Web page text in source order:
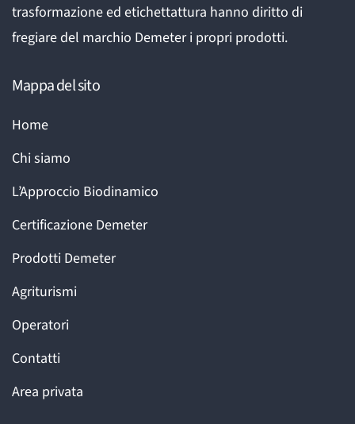
trasformazione ed etichettattura hanno diritto di
fregiare del marchio Demeter i propri prodotti.
Mappa del sito
Home
Chi siamo
L’Approccio Biodinamico
Certificazione Demeter
Prodotti Demeter
Agriturismi
Operatori
Contatti
Area privata